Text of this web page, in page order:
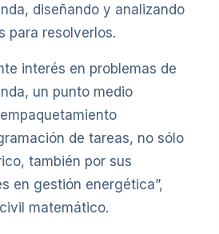
diseñando y analizando
para resolverlos.
interés en problemas de
un punto medio
de tareas, no sólo
también por sus
en gestión energética”,
matemático.